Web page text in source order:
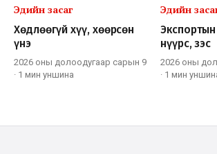
Эдийн засаг
Хөдлөөгүй хүү, хөөрсөн
үнэ
2026 оны долоодугаар сарын 9
· 1 мин уншина
Эдийн
нүүрс, зэс
2026 оны
· 1 мин